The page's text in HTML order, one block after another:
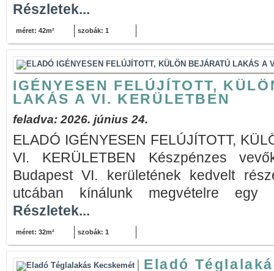
Részletek...
méret: 42m² szobák: 1
IGÉNYESEN FELÚJÍTOTT,
LAKÁS A VI. KERÜLETBEN
feladva: 2026. június 24.
ELADÓ IGÉNYESEN FELÚJÍTOTT,
VI. KERÜLETBEN Készpénzes
Budapest VI. kerületének kedvelt
utcában kínálunk megvételre egy
Részletek...
méret: 32m² szobák: 1
Eladó